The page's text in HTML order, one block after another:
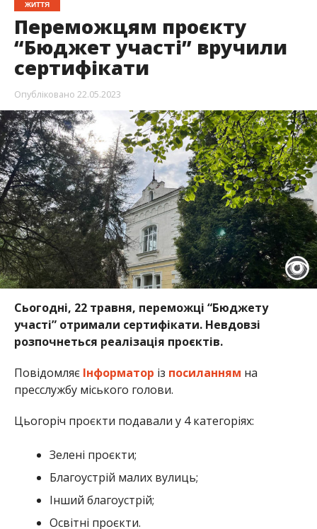
ЖИТТЯ
Переможцям проєкту
“Бюджет участі” вручили
сертифікати
Опубліковано 22.05.2023
Сьогодні, 22 травня, переможці “Бюджету
участі” отримали сертифікати. Невдовзі
розпочнеться реалізація проєктів.
Повідомляє Інформатор із посиланням на
пресслужбу міського голови.
Цьогоріч проєкти подавали у 4 категоріях:
Зелені проєкти;
Благоустрій малих вулиць;
Інший благоустрій;
Освітні проєкти.